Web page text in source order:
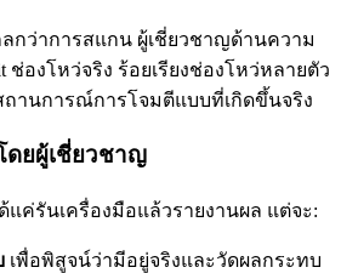
กลกว่าการสแกน ผู้เชี่ยวชาญด้านความ
ช่องโหว่จริง ร้อยเรียงช่องโหว่หลายตัว
ถานการณ์การโจมตีแบบที่เกิดขึ้นจริง
ดยผู้เชี่ยวชาญ
แค่รันเครื่องมือแล้วรายงานผล แต่จะ:
เพื่อพิสูจน์ว่ามีอยู่จริงและวัดผลกระทบ